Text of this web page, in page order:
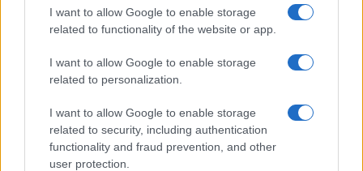
I want to allow Google to enable storage
related to functionality of the website or app.
I want to allow Google to enable storage
related to personalization.
I want to allow Google to enable storage
related to security, including authentication
functionality and fraud prevention, and other
user protection.
DGT puede dar de baja un coche si
cumple diez años sin papeles en regla